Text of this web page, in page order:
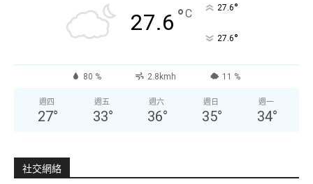
27.6 °C 27.6°
27.6°
80 % 2.8kmh 11 %
週四
27°
週五
33°
週六
36°
週日
35°
週一
34°
社交網絡